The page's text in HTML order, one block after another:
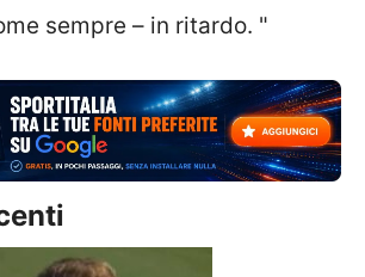
sempre – in ritardo. "